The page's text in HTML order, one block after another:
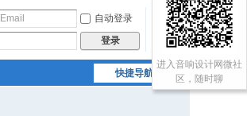
自动登录
找回密码
登录 注册
快捷导航
进入音响设计网微社
区，随时聊